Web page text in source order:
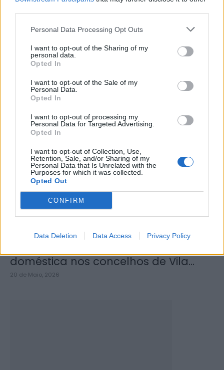
Personal Data Processing Opt Outs
I want to opt-out of the Sharing of my
personal data.
Opted In
I want to opt-out of the Sale of my
Personal Data.
Opted In
I want to opt-out of processing my
Personal Data for Targeted Advertising.
Opted In
I want to opt-out of Collection, Use,
Retention, Sale, and/or Sharing of my
Personal Data that Is Unrelated with the
Purposes for which it was collected.
Opted Out
CONFIRM
Data Deletion Data Access Privacy Policy
Jorge Mata Pires candidato do PSD à
Câmara de Valpaços
21 de Março, 2025
doméstica nos concelhos de Vila...
20 de Maio, 2026